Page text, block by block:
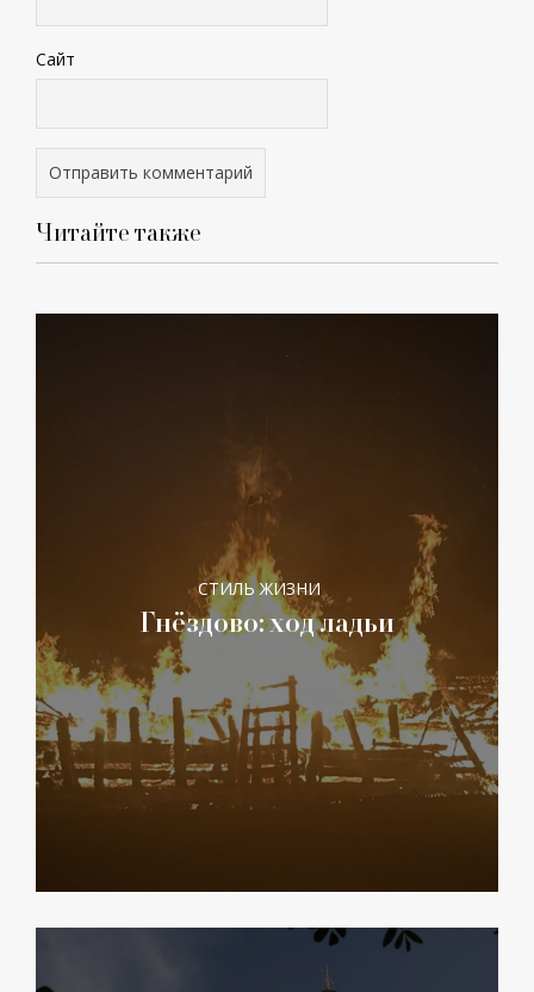
Сайт
Читайте также
СТИЛЬ ЖИЗНИ
Гнёздово: ход ладьи